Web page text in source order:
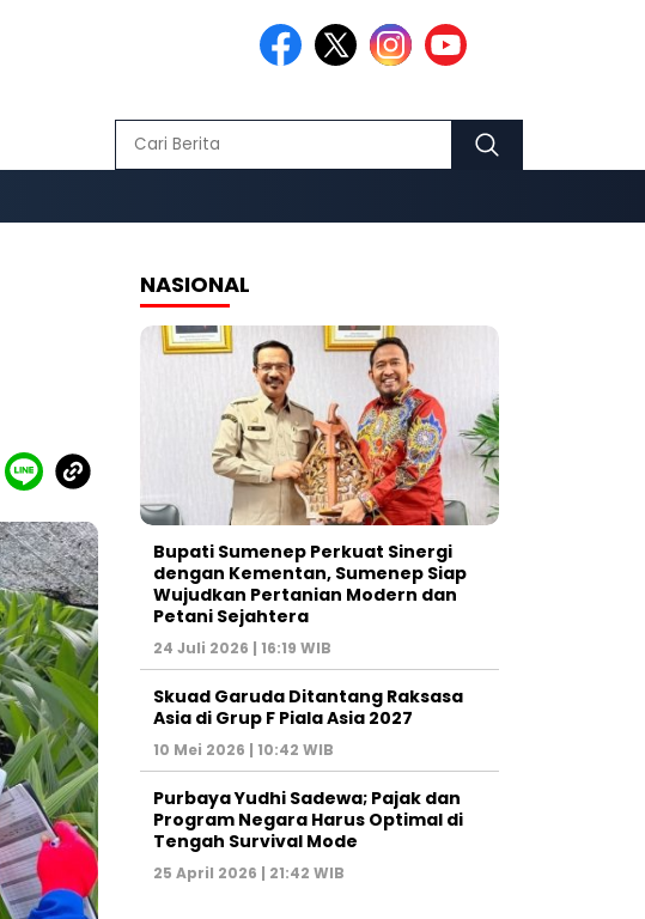
NASIONAL
Bupati Sumenep Perkuat Sinergi
dengan Kementan, Sumenep Siap
Wujudkan Pertanian Modern dan
Petani Sejahtera
24 Juli 2026 | 16:19 WIB
Skuad Garuda Ditantang Raksasa
Asia di Grup F Piala Asia 2027
10 Mei 2026 | 10:42 WIB
Purbaya Yudhi Sadewa; Pajak dan
Program Negara Harus Optimal di
Tengah Survival Mode
25 April 2026 | 21:42 WIB